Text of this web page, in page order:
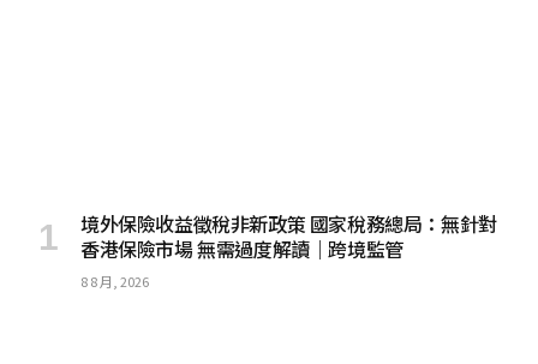
境外保險收益徵稅非新政策 國家稅務總局：無針對
香港保險市場 無需過度解讀｜跨境監管
8 8 月, 2026